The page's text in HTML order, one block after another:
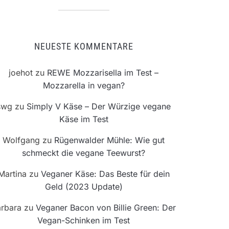
NEUESTE KOMMENTARE
joehot zu REWE Mozzarisella im Test –
Mozzarella in vegan?
zu Simply V Käse – Der Würzige vegane
Käse im Test
Wolfgang zu Rügenwalder Mühle: Wie gut
schmeckt die vegane Teewurst?
zu Veganer Käse: Das Beste für dein
Geld (2023 Update)
zu Veganer Bacon von Billie Green: Der
Vegan-Schinken im Test